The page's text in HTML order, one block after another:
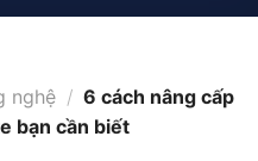
nghệ / 6 cách nâng cấp
bạn cần biết